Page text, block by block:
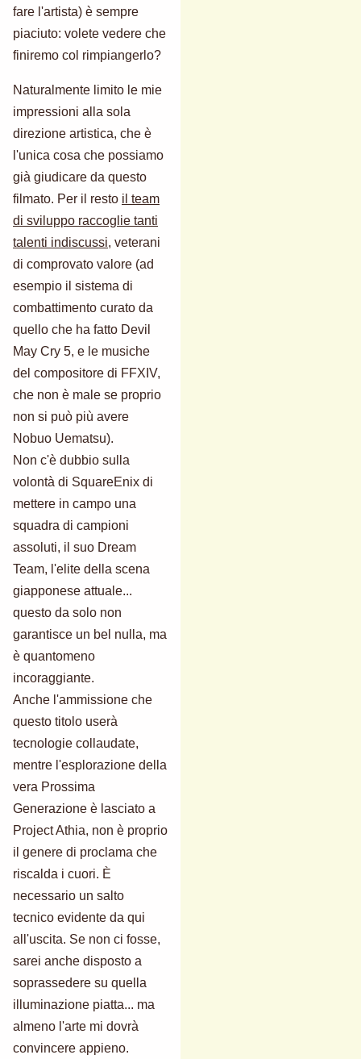
fare l'artista) è sempre
piaciuto: volete vedere che
finiremo col rimpiangerlo?
Naturalmente limito le mie
impressioni alla sola
direzione artistica, che è
l'unica cosa che possiamo
già giudicare da questo
filmato. Per il resto il team
di sviluppo raccoglie tanti
talenti indiscussi, veterani
di comprovato valore (ad
esempio il sistema di
combattimento curato da
quello che ha fatto Devil
May Cry 5, e le musiche
del compositore di FFXIV,
che non è male se proprio
non si può più avere
Nobuo Uematsu).
Non c'è dubbio sulla
volontà di SquareEnix di
mettere in campo una
squadra di campioni
assoluti, il suo Dream
Team, l'elite della scena
giapponese attuale...
questo da solo non
garantisce un bel nulla, ma
è quantomeno
incoraggiante.
Anche l'ammissione che
questo titolo userà
tecnologie collaudate,
mentre l'esplorazione della
vera Prossima
Generazione è lasciato a
Project Athia, non è proprio
il genere di proclama che
riscalda i cuori. È
necessario un salto
tecnico evidente da qui
all'uscita. Se non ci fosse,
sarei anche disposto a
soprassedere su quella
illuminazione piatta... ma
almeno l'arte mi dovrà
convincere appieno.